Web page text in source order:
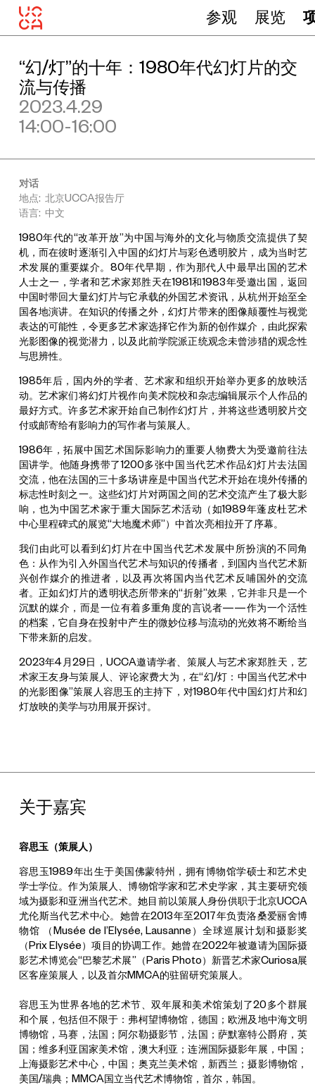
参观 展览
“幻/灯”的十年：1980年代幻灯片的交
流与传播
2023.4.29
14:00-16:00
对话
地点: 北京UCCA报告厅
语言: 中文
1980年代的“改革开放”为中国与海外的文化与物质交流提供了契
机，而在彼时逐渐引入中国的幻灯片与彩色透明胶片，成为当时艺
术发展的重要媒介。80年代早期，作为那代人中最早出国的艺术
人士之一，学者和艺术家郑胜天在1981和1983年受邀出国，返回
中国时带回大量幻灯片与它承载的外国艺术资讯，从杭州开始至全
国各地演讲。在知识的传播之外，幻灯片带来的图像颠覆性与视觉
表达的可能性，令更多艺术家选择它作为新的创作媒介，由此探索
光影图像的视觉潜力，以及此前学院派正统观念未曾涉猎的观念性
与思辨性。
1985年后，国内外的学者、艺术家和组织开始举办更多的放映活
动。艺术家们将幻灯片视作向美术院校和杂志编辑展示个人作品的
最好方式。许多艺术家开始自己制作幻灯片，并将这些透明胶片交
付或邮寄给有影响力的写作者与策展人。
1986年，拓展中国艺术国际影响力的重要人物费大为受邀前往法
国讲学。他随身携带了1200多张中国当代艺术作品幻灯片去法国
交流，他在法国的三十多场讲座是中国当代艺术开始在境外传播的
标志性时刻之一。这些幻灯片对两国之间的艺术交流产生了极大影
响，也为中国艺术家于重大国际艺术活动（如1989年蓬皮杜艺术
中心里程碑式的展览“大地魔术师”）中首次亮相拉开了序幕。
我们由此可以看到幻灯片在中国当代艺术发展中所扮演的不同角
色：从作为引入外国当代艺术与知识的传播者，到国内当代艺术新
兴创作媒介的推进者，以及再次将国内当代艺术反哺国外的交流
者。正如幻灯片的透明状态所带来的“折射”效果，它并非只是一个
沉默的媒介，而是一位有着多重角度的言说者——作为一个活性
的档案，它自身在投射中产生的微妙位移与流动的光效将不断给当
下带来新的启发。
2023年4月29日，UCCA邀请学者、策展人与艺术家郑胜天，艺
术家王友身与策展人、评论家费大为，在“幻/灯：中国当代艺术中
的光影图像”策展人容思玉的主持下，对1980年代中国幻灯片和幻
灯放映的美学与功用展开探讨。
关于嘉宾
容思玉（策展人）
容思玉1989年出生于美国佛蒙特州，拥有博物馆学硕士和艺术史
学士学位。作为策展人、博物馆学家和艺术史学家，其主要研究领
域为摄影和亚洲当代艺术。她目前以策展人身份供职于北京UCCA
尤伦斯当代艺术中心。她曾在2013年至2017年负责洛桑爱丽舍博
物馆 （Musée de l’Elysée, Lausanne）全球巡展计划和摄影奖
（Prix Elysée）项目的协调工作。她曾在2022年被邀请为国际摄
影艺术博览会“巴黎艺术展”（Paris Photo）新晋艺术家Curiosa展
区客座策展人，以及首尔MMCA的驻留研究策展人。
容思玉为世界各地的艺术节、双年展和美术馆策划了20多个群展
和个展，包括但不限于：弗柯望博物馆，德国；欧洲及地中海文明
博物馆，马赛，法国；阿尔勒摄影节，法国；萨默塞特公爵府，英
国；维多利亚国家美术馆，澳大利亚；连洲国际摄影年展，中国；
上海摄影艺术中心，中国；奥克兰美术馆，新西兰；摄影博物馆，
美国/瑞典；MMCA国立当代艺术博物馆，首尔，韩国。